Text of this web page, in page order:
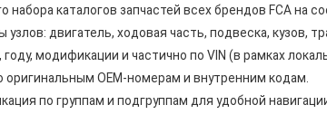
набора каталогов запчастей всех брендов FCA на
двигатель, ходовая часть, подвеска, кузов,
модификации и частично по VIN (в рамках
оригинальным OEM-номерам и внутренним кодам.
по группам и подгруппам для удобной